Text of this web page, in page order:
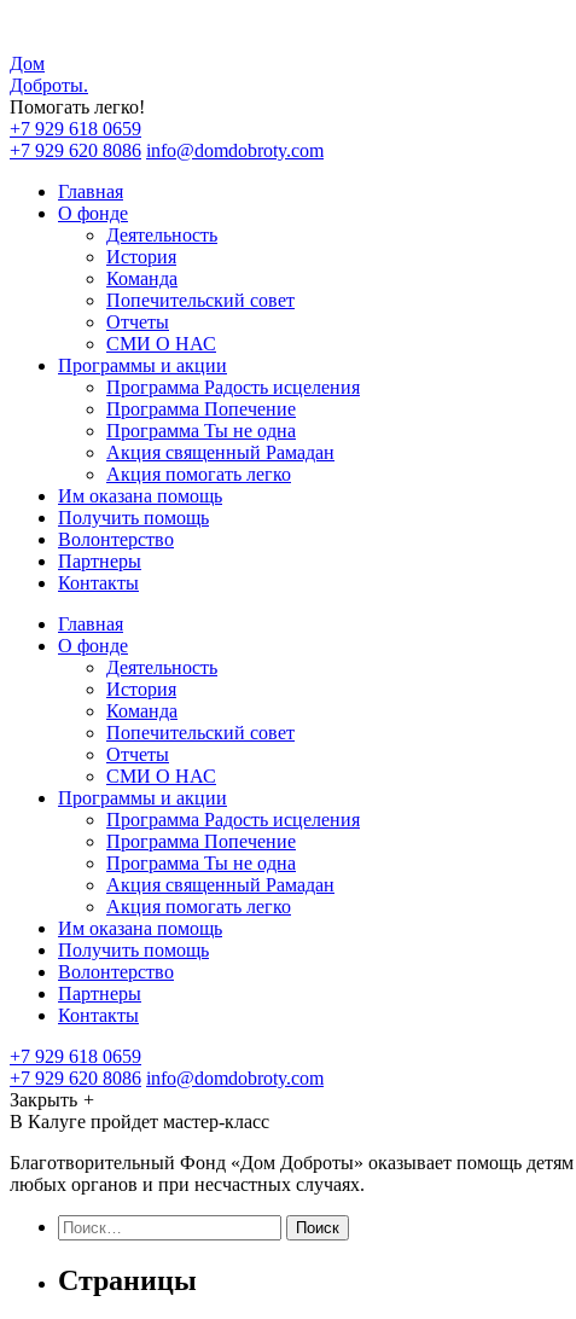
Дом
Доброты.
Помогать легко!
+7 929 618 0659
+7 929 620 8086 info@domdobroty.com
Главная
О фонде
Деятельность
История
Команда
Попечительский совет
Отчеты
СМИ О НАС
Программы и акции
Программа Радость исцеления
Программа Попечение
Программа Ты не одна
Акция священный Рамадан
Акция помогать легко
Им оказана помощь
Получить помощь
Волонтерство
Партнеры
Контакты
Главная
О фонде
Деятельность
История
Команда
Попечительский совет
Отчеты
СМИ О НАС
Программы и акции
Программа Радость исцеления
Программа Попечение
Программа Ты не одна
Акция священный Рамадан
Акция помогать легко
Им оказана помощь
Получить помощь
Волонтерство
Партнеры
Контакты
+7 929 618 0659
+7 929 620 8086 info@domdobroty.com
Закрыть +
В Калуге пройдет мастер-класс
Благотворительный Фонд «Дом Доброты» оказывает помощь детям
любых органов и при несчастных случаях.
Найти:
Страницы